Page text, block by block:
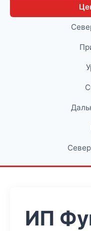
ИП